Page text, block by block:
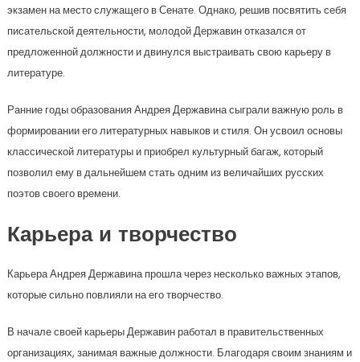
экзамен на место служащего в Сенате. Однако, решив посвятить себя
писательской деятельности, молодой Державин отказался от
предложенной должности и двинулся выстраивать свою карьеру в
литературе.
Ранние годы образования Андрея Державина сыграли важную роль в
формировании его литературных навыков и стиля. Он усвоил основы
классической литературы и приобрел культурный багаж, который
позволил ему в дальнейшем стать одним из величайших русских
поэтов своего времени.
Карьера и творчество
Карьера Андрея Державина прошла через несколько важных этапов,
которые сильно повлияли на его творчество.
В начале своей карьеры Державин работал в правительственных
организациях, занимая важные должности. Благодаря своим знаниям и